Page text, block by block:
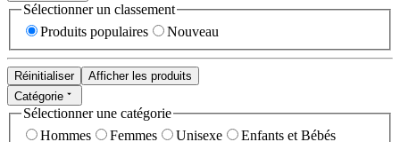
Sélectionner un classement
Produits populaires
Nouveau
Réinitialiser
Afficher les produits
Catégorie
Sélectionner une catégorie
Hommes
Femmes Unisexe Enfants et Bébés